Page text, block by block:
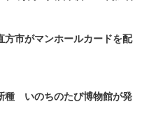
方市がマンホールカードを配
種 いのちのたび博物館が発